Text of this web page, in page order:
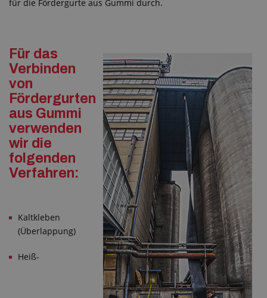
für die Fördergurte aus Gummi durch.
Für das
Verbinden
von
Fördergurten
aus Gummi
verwenden
wir die
folgenden
Verfahren:
Kaltkleben
(Überlappung)
Heiß-